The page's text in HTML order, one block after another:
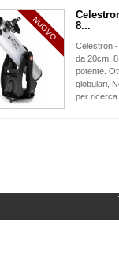
NUOVO
8...
Celestron
da 20cm.
potente.
globulari,
per ricerca